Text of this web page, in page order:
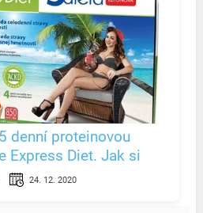
denní proteinovou
Express Diet. Jak si
24. 12. 2020